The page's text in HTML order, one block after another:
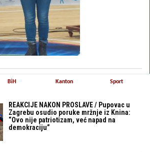
REAKCIJE NAKON PROSLAVE / Pupovac u
Zagrebu osudio poruke mržnje iz Knina:
“Ovo nije patriotizam, već napad na
demokraciju”
BiH Kanton Sport